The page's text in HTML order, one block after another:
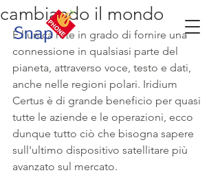
cambiando il mondo
È l'unica rete in grado di fornire una
connessione in qualsiasi parte del
pianeta, attraverso voce, testo e dati,
anche nelle regioni polari. Iridium
Certus è di grande beneficio per quasi
tutte le aziende e le operazioni, ecco
dunque tutto ciò che bisogna sapere
sull'ultimo dispositivo satellitare più
avanzato sul mercato.